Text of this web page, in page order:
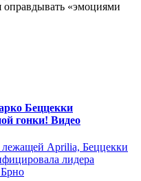
оправдывать «эмоциями
Беццекки
гонки! Видео
лежащей Aprilia, Беццекки
лидера